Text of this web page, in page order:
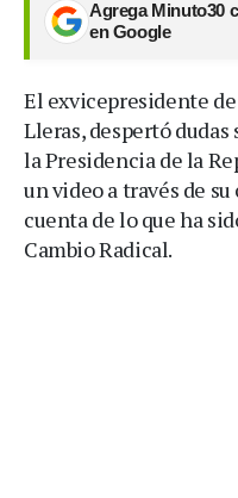
Agrega Minuto30
en Google
El exvicepresidente de
Lleras, despertó
la Presidencia de la
un video a través de
cuenta de lo que ha
Cambio Radical.